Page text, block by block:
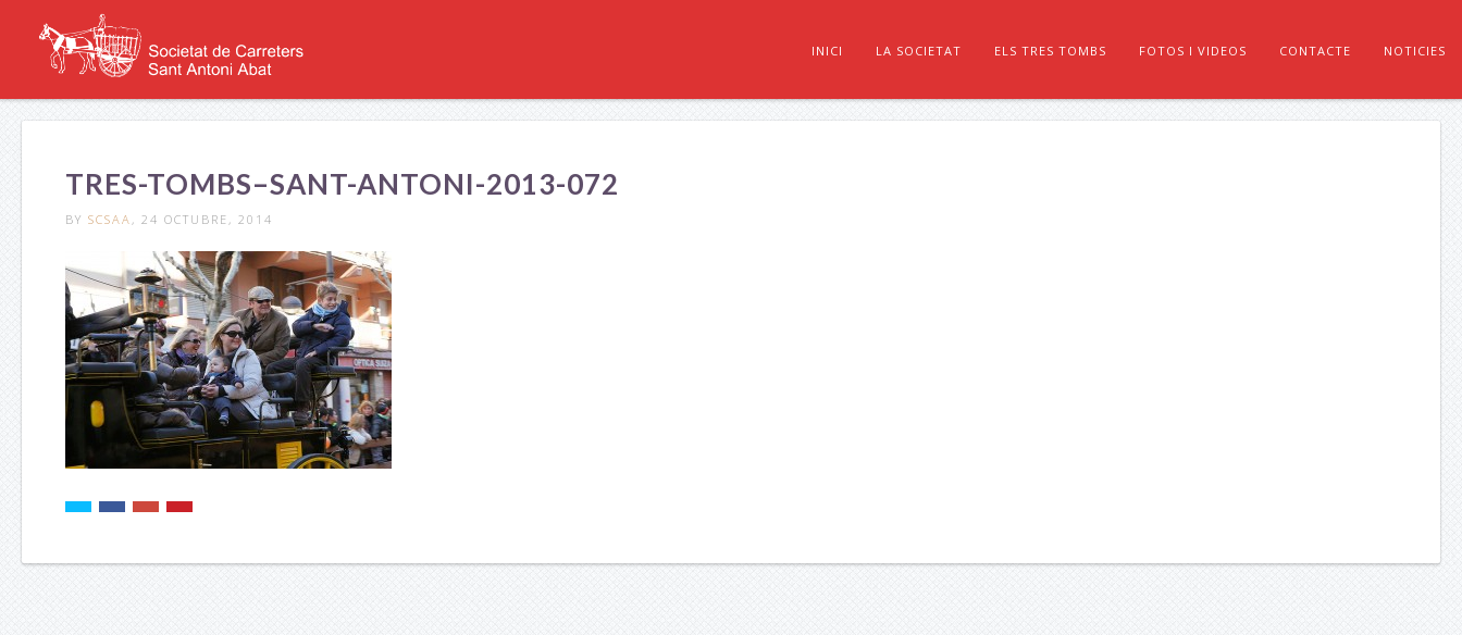
INICI LA SOCIETAT ELS TRES TOMBS FOTOS I VIDEOS CONTACTE NOTICIES
TRES-TOMBS–SANT-ANTONI-2013-072
BY SCSAA , 24 OCTUBRE, 2014